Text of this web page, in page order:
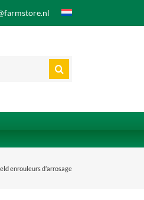
enrouleurs d’arrosage